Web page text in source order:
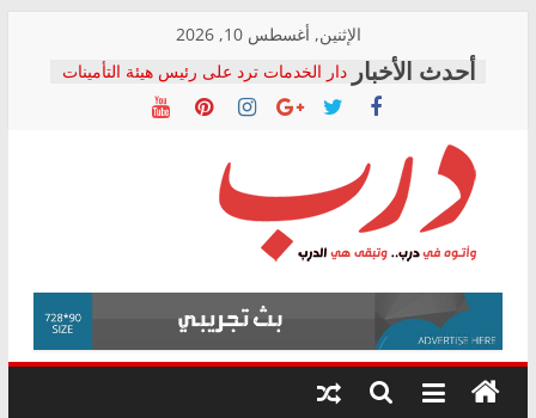
content
الإثنين, أغسطس 10, 2026
دار الخدمات ترد على رئيس هيئة التأمينات
بعد مؤتمره الصحفي: إنكار الأزمة لا ينهي
معاناة أصحاب المعاشات.. ونطالب بكشف
فرحات سليمان يكتب: القطاع الصحي إلى
أين؟
حزب التحالف الشعبي يطلق لجنة “الحق
في الصحة” بالإسكندرية لرصد الانتهاكات
ودعم المرضى
الوزاري لمدينة الصحفيين.. وانتهاء أعمال
إنشاء المبنى الإداري
المجلس القومي لحقوق الإنسان يعلن
متابعة قضية الدكتور محمد زهران.. ويؤكد:
قرينة البراءة وضمانات المحاكمة العادلة
درب
وأتوه
درب..
وتبقى
هي